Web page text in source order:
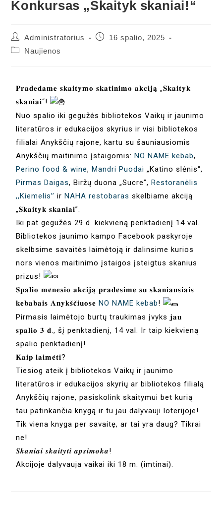
Konkursas „Skaityk skaniai!“
Administratorius
16 spalio, 2025
Naujienos
𝐏𝐫𝐚𝐝𝐞𝐝𝐚𝐦𝐞 𝐬𝐤𝐚𝐢𝐭𝐲𝐦𝐨 𝐬𝐤𝐚𝐭𝐢𝐧𝐢𝐦𝐨 𝐚𝐤𝐜𝐢𝐣𝐚̨ „𝐒𝐤𝐚𝐢𝐭𝐲𝐤
𝐬𝐤𝐚𝐧𝐢𝐚𝐢“!
Nuo spalio iki gegužės bibliotekos Vaikų ir jaunimo
literatūros ir edukacijos skyrius ir visi bibliotekos
filialai Anykščių rajone, kartu su šauniausiomis
Anykščių maitinimo įstaigomis:NO NAME kebab,
Perino food & wine,Mandri Puodai „Katino slėnis“,
Pirmas Daigas, Biržų duona „Sucre”,Restoranėlis
,,Kiemelis’’ irNAHA restobaras skelbiame akciją
„𝐒𝐤𝐚𝐢𝐭𝐲𝐤 𝐬𝐤𝐚𝐧𝐢𝐚𝐢”.
Iki pat gegužės 29 d. kiekvieną penktadienį 14 val.
Bibliotekos jaunimo kampo Facebook paskyroje
skelbsime savaitės laimėtoją ir dalinsime kurios
nors vienos maitinimo įstaigos įsteigtus skanius
prizus!
𝐒𝐩𝐚𝐥𝐢𝐨 𝐦𝐞̇𝐧𝐞𝐬𝐢𝐨 𝐚𝐤𝐜𝐢𝐣𝐚̨ 𝐩𝐫𝐚𝐝𝐞̇𝐬𝐢𝐦𝐞 𝐬𝐮 𝐬𝐤𝐚𝐧𝐢𝐚𝐮𝐬𝐢𝐚𝐢𝐬
𝐤𝐞𝐛𝐚𝐛𝐚𝐢𝐬 𝐀𝐧𝐲𝐤𝐬̌𝐜̌𝐢𝐮𝐨𝐬𝐞NO NAME kebab!
Pirmasis laimėtojo burtų traukimas įvyks 𝐣𝐚𝐮
𝐬𝐩𝐚𝐥𝐢𝐨 𝟑 𝐝., šį penktadienį, 14 val. Ir taip kiekvieną
spalio penktadienį!
𝐊𝐚𝐢𝐩 𝐥𝐚𝐢𝐦𝐞̇𝐭𝐢?
Tiesiog ateik į bibliotekos Vaikų ir jaunimo
literatūros ir edukacijos skyrių ar bibliotekos filialą
Anykščių rajone, pasiskolink skaitymui bet kurią
tau patinkančia knygą ir tu jau dalyvauji loterijoje!
Tik viena knyga per savaitę, ar tai yra daug? Tikrai
ne!
𝑺𝒌𝒂𝒏𝒊𝒂𝒊 𝒔𝒌𝒂𝒊𝒕𝒚𝒕𝒊 𝒂𝒑𝒔𝒊𝒎𝒐𝒌𝒂!
Akcijoje dalyvauja vaikai iki 18 m. (imtinai).